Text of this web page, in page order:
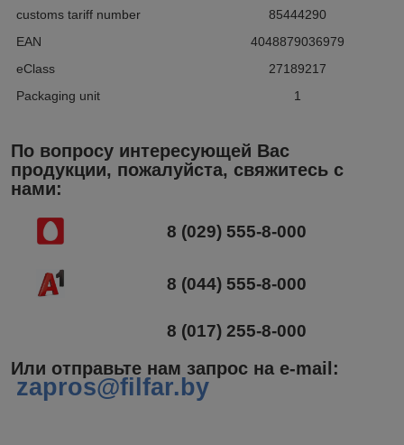
customs tariff number
85444290
EAN
4048879036979
eClass
27189217
Packaging unit
1
По вопросу интересующей Вас
продукции, пожалуйста, свяжитесь с
нами:
8 (029) 555-8-000
8 (044) 555-8-000
8 (017) 255-8-000
Или отправьте нам запрос на e-mail :
zapros@filfar.by